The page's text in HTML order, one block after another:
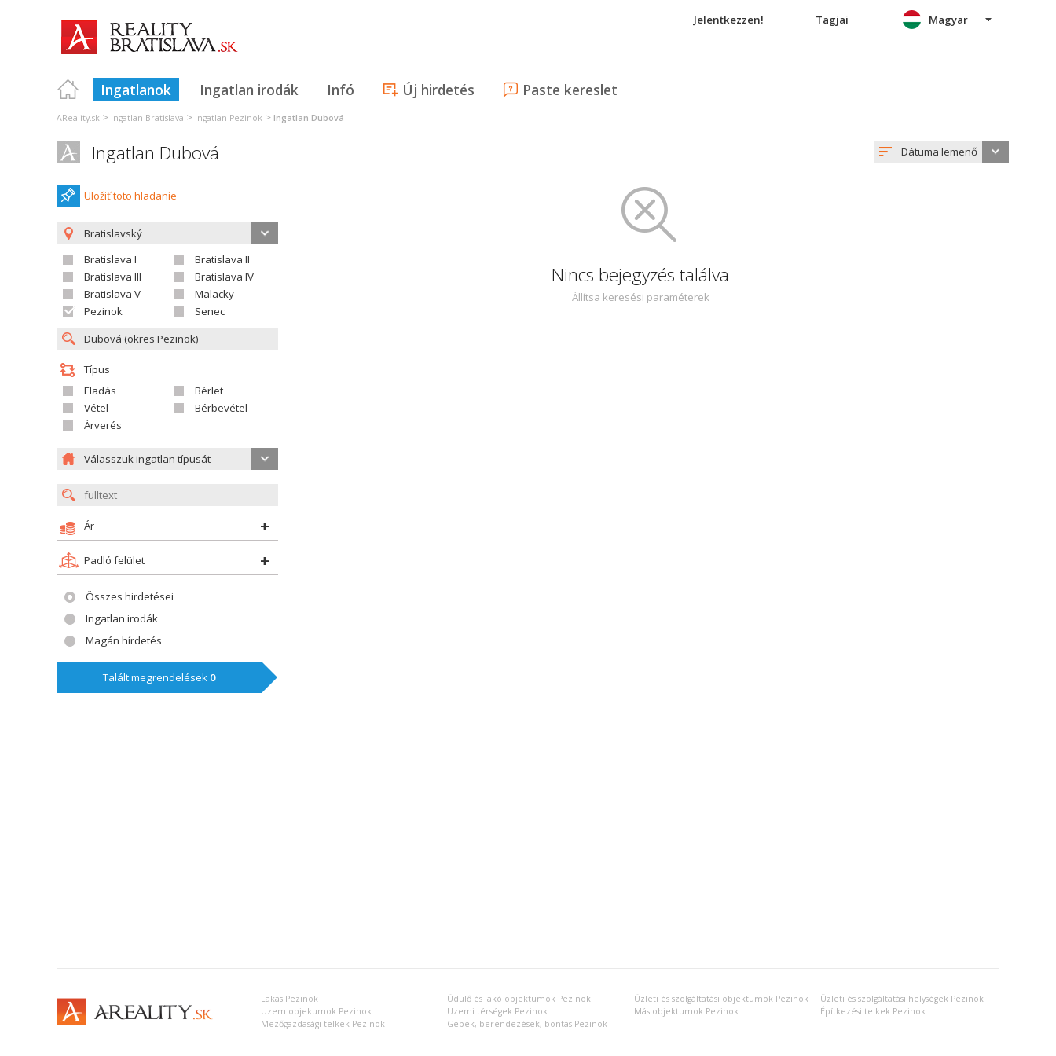
Jelentkezzen! Tagjai
Ingatlanok Ingatlan irodák Infó Új hirdetés Paste kereslet
Magyar
AReality.sk > Ingatlan Bratislava > Ingatlan Pezinok > Ingatlan Dubová
Ingatlan Dubová Dátuma lemenő
Uložiť toto hladanie
Bratislavský
Bratislava I
Bratislava II
Bratislava III
Bratislava IV
Bratislava V
Malacky
Pezinok
Senec
Típus
Eladás
Bérlet
Vétel
Bérbevétel
Árverés
Válasszuk ingatlan típusát
Ár
Padló felület
Összes hirdetései
Ingatlan irodák
Magán hírdetés
Talált megrendelések 0
Nincs bejegyzés találva
Állítsa keresési paraméterek
Lakás Pezinok Üdülő és lakó objektumok Pezinok Üzleti és szolgáltatási objektumok Pezinok
Üzleti és szolgáltatási helységek Pezinok
Üzem objekumok Pezinok
Üzemi térségek Pezinok Más objektumok Pezinok
Építkezési telkek Pezinok
Mezőgazdasági telkek Pezinok
Gépek, berendezések, bontás Pezinok